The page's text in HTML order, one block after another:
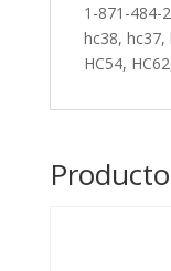
HC51,
HC52,
HC53,
HC62,
1-
871-
1-871-484-
hc38, hc37,
HC54,